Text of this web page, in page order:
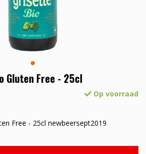
Gluten Free - 25cl
Op voorraad
Free - 25cl newbeersept2019